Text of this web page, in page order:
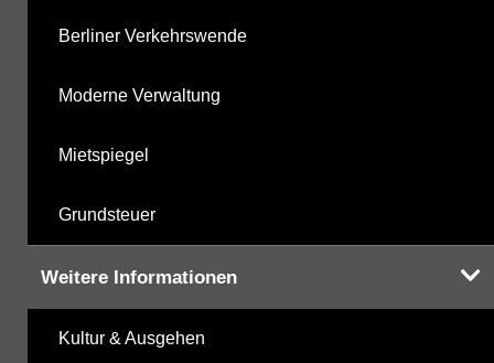
Berliner Verkehrswende
Moderne Verwaltung
Mietspiegel
Grundsteuer
Weitere Informationen
Kultur & Ausgehen